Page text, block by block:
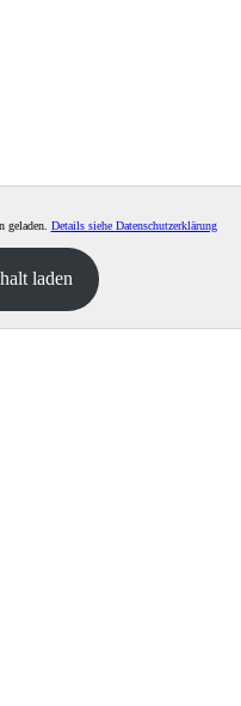
geladen. Details siehe Datenschutzerklärung
laden